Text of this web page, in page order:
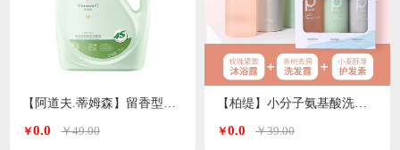
￥0.0 ￥49.00 ￥0.0 ￥39.00